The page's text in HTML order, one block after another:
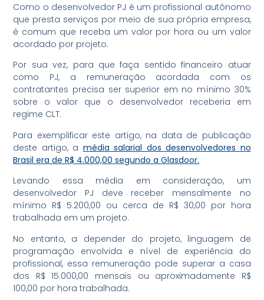
Como o desenvolvedor PJ é um profissional autônomo
que presta serviços por meio de sua própria empresa,
é comum que receba um valor por hora ou um valor
acordado por projeto.
Por sua vez, para que faça sentido financeiro atuar
como PJ, a remuneração acordada com os
contratantes precisa ser superior em no mínimo 30%
sobre o valor que o desenvolvedor receberia em
regime CLT.
Para exemplificar este artigo, na data de publicação
deste artigo, a média salarial dos desenvolvedores no
Brasil era deR$ 4.000,00 segundo aGlasdoor.
Levando essa média em consideração, um
desenvolvedor PJ deve receber mensalmente no
mínimo R$ 5.200,00 ou cerca de R$ 30,00 por hora
trabalhada em um projeto.
No entanto, a depender do projeto, linguagem de
programação envolvida e nível de experiência do
profissional, essa remuneração pode superar a casa
dos R$ 15.000,00 mensais ou aproximadamente R$
100,00 por hora trabalhada.